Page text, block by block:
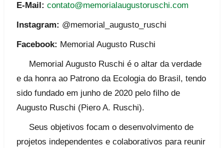
E-Mail: contato@memorialaugustoruschi.com
Instagram: @memorial_augusto_ruschi
Facebook: Memorial Augusto Ruschi
Memorial Augusto Ruschi é o altar da verdade
e da honra ao Patrono da Ecologia do Brasil, tendo
sido fundado em junho de 2020 pelo filho de
Augusto Ruschi (Piero A. Ruschi).
Seus objetivos focam o desenvolvimento de
projetos independentes e colaborativos para reunir